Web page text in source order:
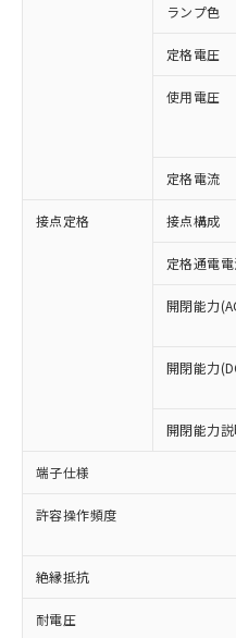
ランプ色
定格電圧
使用電圧
定格電流
接点定格 接点構成
定格通電
開閉能力
開閉能力
開閉能力
端子仕様
許容操作頻度
絶縁抵抗
耐電圧
ご利用条件
以下の条件をお読
ご利用ください。
本サービスは
商品の当社在
(税抜)を提供
当社制御機器
本サービスの
非含有に対応した
対応予定：EU
有に対応した製品
対応予定なし：EU
非含有に非対応の
定はありません。
調査・確認中：EU
非含有の対応状況
非該当品：ライセ
害物質有無と関係の
仕入先様の事情に
※1 中国RoHS○×
基準値以下であるこ
「×」：最大均質
基準値を超えてい